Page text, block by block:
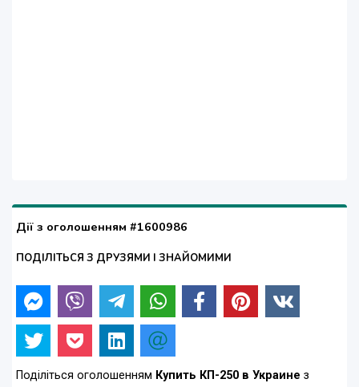
Дії з оголошенням #1600986
ПОДІЛІТЬСЯ З ДРУЗЯМИ І ЗНАЙОМИМИ
Поділіться оголошенням Купить КП-250 в Украине з